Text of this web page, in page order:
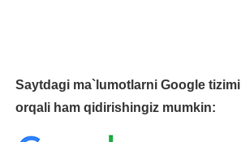
Saytdagi ma`lumotlarni Google tizimi
orqali ham qidirishingiz mumkin: